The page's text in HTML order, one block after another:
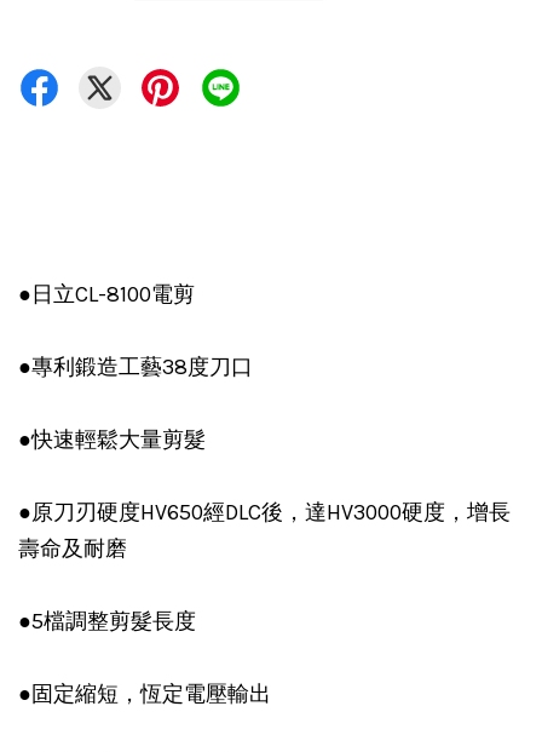
●日立CL-8100電剪
●專利鍛造工藝38度刀口
●快速輕鬆大量剪髮
●原刀刃硬度HV650經DLC後，達HV3000硬度，增長
壽命及耐磨
●5檔調整剪髮長度
●固定縮短，恆定電壓輸出